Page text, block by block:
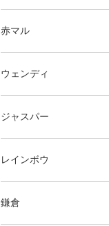
赤マル
ウェンディ
ジャスパー
レインボウ
鎌倉